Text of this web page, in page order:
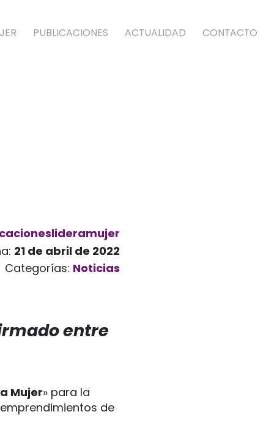
PUBLICACIONES ACTUALIDAD CONTACTO
21 de abril de 2022
Categorías: Noticias
entre
Mujer» para la
de